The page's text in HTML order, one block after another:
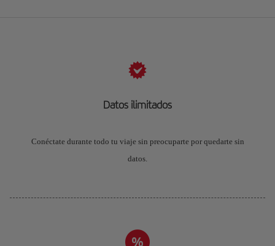
Datos ilimitados
Conéctate durante todo tu viaje sin preocuparte por quedarte sin
datos.